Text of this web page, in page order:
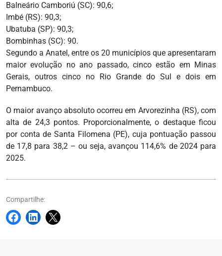
Balneário Camboriú (SC): 90,6;
Imbé (RS): 90,3;
Ubatuba (SP): 90,3;
Bombinhas (SC): 90.
Segundo a Anatel, entre os 20 municípios que apresentaram
maior evolução no ano passado, cinco estão em Minas
Gerais, outros cinco no Rio Grande do Sul e dois em
Pernambuco.
O maior avanço absoluto ocorreu em Arvorezinha (RS), com
alta de 24,3 pontos. Proporcionalmente, o destaque ficou
por conta de Santa Filomena (PE), cuja pontuação passou
de 17,8 para 38,2 – ou seja, avançou 114,6% de 2024 para
2025.
Compartilhe: